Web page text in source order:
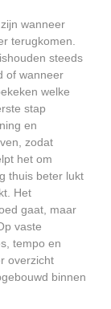
wanneer
terugkomen.
steeds
of wanneer
welke
stap
en
zodat
het om
thuis beter lukt
Het
gaat, maar
vaste
tempo en
overzicht
binnen